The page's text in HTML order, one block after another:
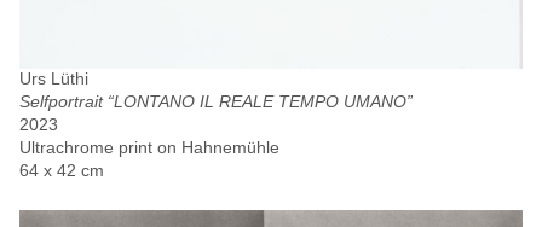
Urs Lüthi
Selfportrait “LONTANO IL REALE TEMPO UMANO”
2023
Ultrachrome print on Hahnemühle
64 x 42 cm